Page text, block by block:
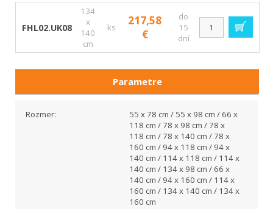
FHL02.UK08
134
x
140
cm
ks
217,58
€
do
15
dní
Parametre
Rozmer:
55 x 78 cm / 55 x 98 cm / 66 x
118 cm / 78 x 98 cm / 78 x
118 cm / 78 x 140 cm / 78 x
160 cm / 94 x 118 cm / 94 x
140 cm / 114 x 118 cm / 114 x
140 cm / 134 x 98 cm / 66 x
140 cm / 94 x 160 cm / 114 x
160 cm / 134 x 140 cm / 134 x
160 cm